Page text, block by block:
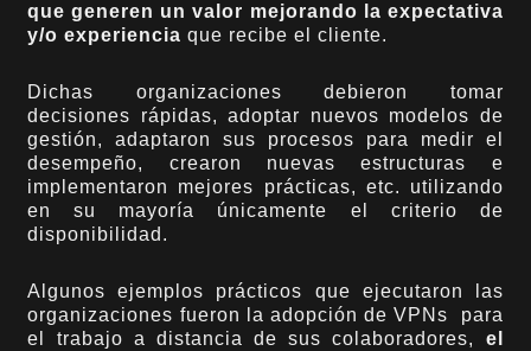
que generen un valor mejorando la expectativa
y/o experiencia que recibe el cliente.
Dichas organizaciones debieron tomar
decisiones rápidas, adoptar nuevos modelos de
gestión, adaptaron sus procesos para medir el
desempeño, crearon nuevas estructuras e
implementaron mejores prácticas, etc. utilizando
en su mayoría únicamente el criterio de
disponibilidad.
Algunos ejemplos prácticos que ejecutaron las
organizaciones fueron la adopción de VPNs para
el trabajo a distancia de sus colaboradores, el